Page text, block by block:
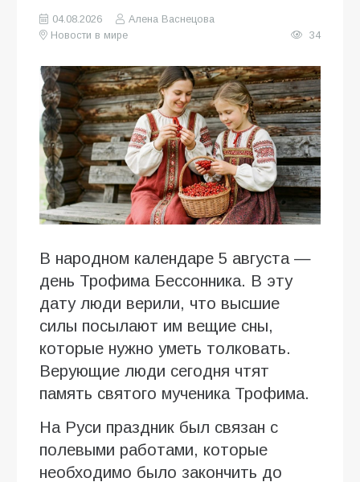
04.08.2026
Алена Васнецова
Новости в мире
34
В народном календаре 5 августа —
день Трофима Бессонника. В эту
дату люди верили, что высшие
силы посылают им вещие сны,
которые нужно уметь толковать.
Верующие люди сегодня чтят
память святого мученика Трофима.
На Руси праздник был связан с
полевыми работами, которые
необходимо было закончить до